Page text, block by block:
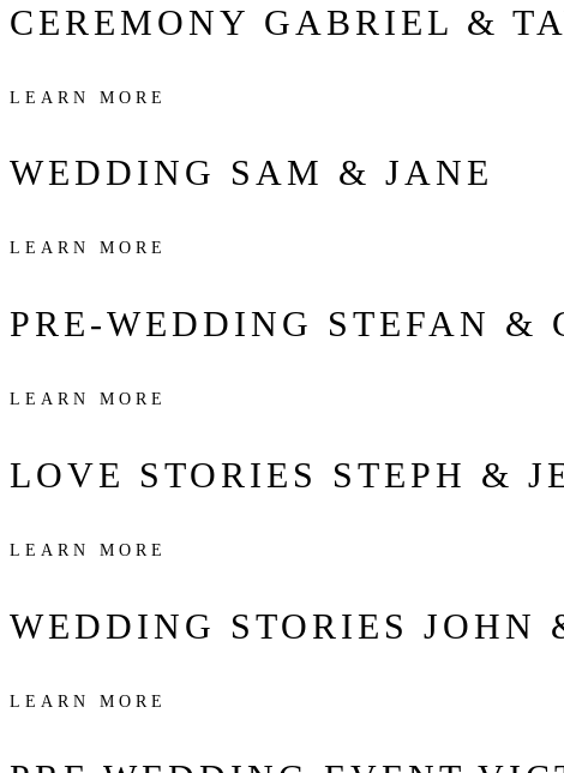
CEREMONY GABRIEL &
LEARN MORE
WEDDING SAM & JANE
LEARN MORE
PRE-WEDDING STEFAN &
LEARN MORE
LOVE STORIES STEPH &
LEARN MORE
WEDDING STORIES JOHN
LEARN MORE